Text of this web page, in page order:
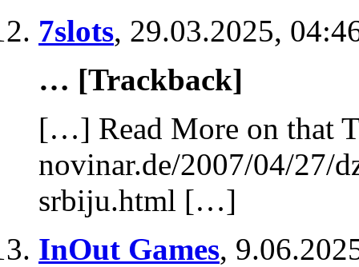
7slots, 29.03.2025,
… [Trackback]
[…] Read More on that
novinar.de/2007/04/27/
srbiju.html […]
InOut Games,